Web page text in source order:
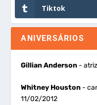
Tiktok
ANIVERSÁRIOS
Gillian Anderson -
Whitney Houston -
11/02/2012